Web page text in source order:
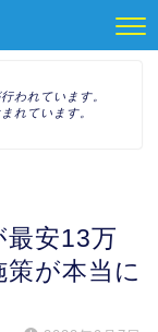
われています。
れています。
安13万
が本当に